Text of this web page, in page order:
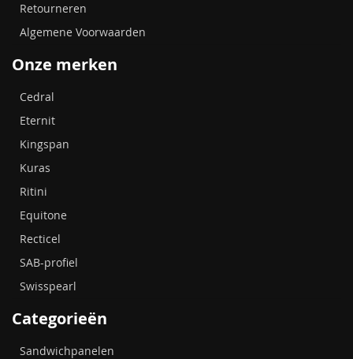
Retourneren
Algemene Voorwaarden
Onze merken
Cedral
Eternit
Kingspan
Kuras
Ritini
Equitone
Recticel
SAB-profiel
Swisspearl
Categorieën
Sandwichpanelen